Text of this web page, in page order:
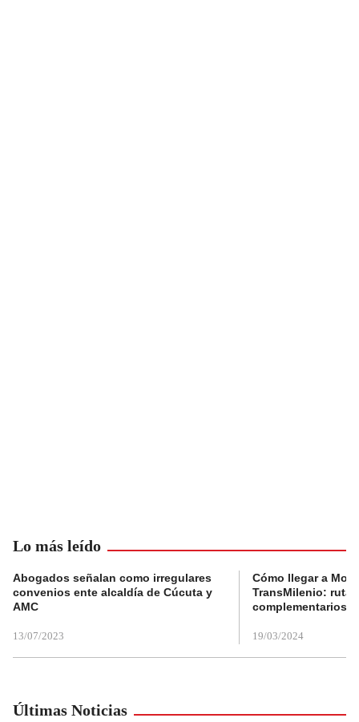
Lo más leído
Abogados señalan como irregulares
convenios ente alcaldía de Cúcuta y
AMC
13/07/2023
Cómo llegar a
TransMilenio:
complementarios
19/03/2024
Últimas Noticias